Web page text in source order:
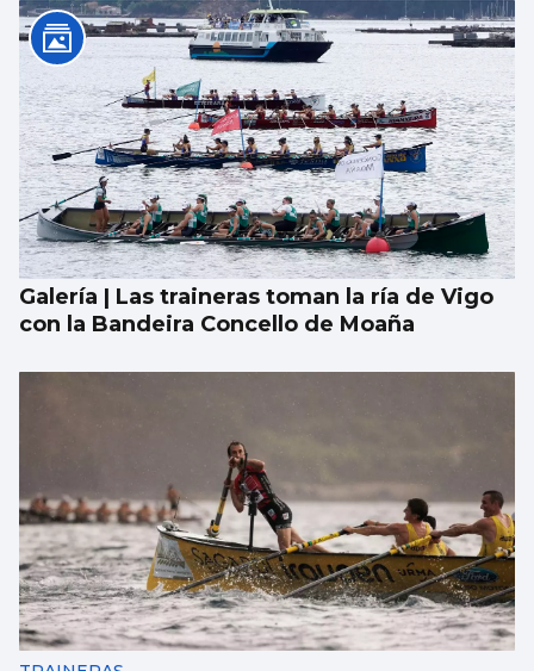
Galería | Las traineras toman la ría de Vigo
con la Bandeira Concello de Moaña